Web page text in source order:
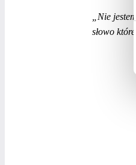
„Nie
słowo